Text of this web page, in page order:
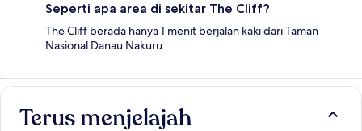
Seperti apa area di sekitar The Cliff?
The Cliff berada hanya 1 menit berjalan kaki dari Taman
Nasional Danau Nakuru.
Terus menjelajah